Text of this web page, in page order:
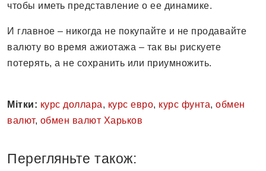
чтобы иметь представление о ее динамике.
И главное – никогда не покупайте и не продавайте
валюту во время ажиотажа – так вы рискуете
потерять, а не сохранить или приумножить.
Мітки: курс доллара, курс евро, курс фунта, обмен
валют, обмен валют Харьков
Перегляньте також: